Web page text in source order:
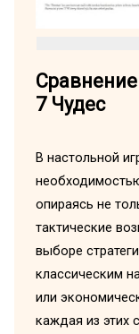
7 Чудес
В настольной
опираясь не
тактические
выборе
классическим
или
каждая из этих